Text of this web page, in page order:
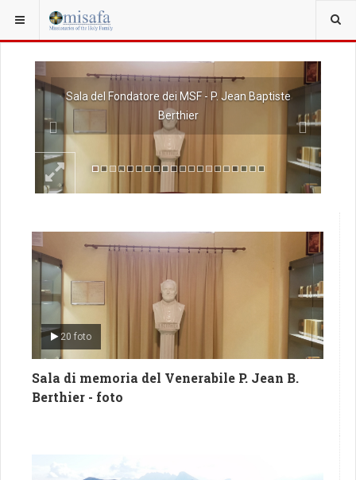
Sala del Fondatore dei MSF - P. Jean Baptiste
Berthier
Previous Next
20 foto
Sala di memoria del Venerabile P. Jean B.
Berthier - foto